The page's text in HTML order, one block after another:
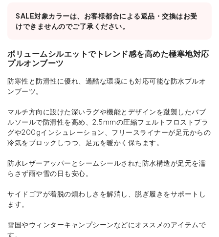
SALE対象カラーは、お客様都合による返品・交換はお受
けできませんのでご了承ください。
ボリュームシルエットでトレンド感を高めた極寒地対応
プルオンブーツ
防寒性と防滑性に優れ、過酷な環境にも対応可能な防水プルオ
ンブーツ。
マルチ方向に設けた深いラグや機能とデザインを蹴襲したバブ
ルソールで防滑性を高め、2.5mmの圧縮フェルトフロストプラ
グや200gインシュレーション、フリースライナーが足元からの
冷気をブロックしつつ、足元を暖かく保ちます。
防水レザーアッパーとシームシールされた防水構造が足元を濡
らさず雨や雪の日も安心。
サイドゴアが着脱の煩わしさを解消し、脱ぎ履きをサポートし
ます。
雪国やウィンターキャンプシーンなどにオススメのアイテムで
す。